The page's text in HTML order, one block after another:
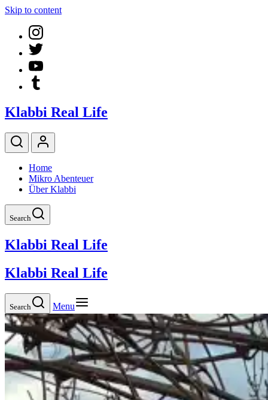
Skip to content
Klabbi Real Life
Home
Mikro Abenteuer
Über Klabbi
Search
Klabbi Real Life
Klabbi Real Life
Search Menu